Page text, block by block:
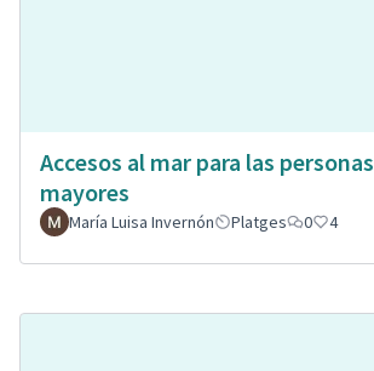
Accesos al mar para las personas
mayores
María Luisa Invernón Platges 0 4